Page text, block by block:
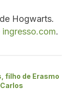
Hogwarts.
ingresso.com.
filho de Erasmo